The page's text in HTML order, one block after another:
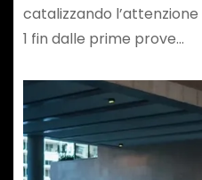
catalizzando
1 fin dalle prime prove…